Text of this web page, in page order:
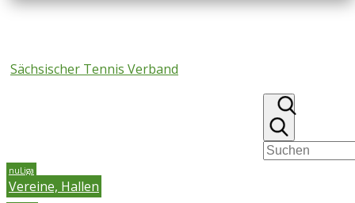
Sächsischer Tennis Verband
nuLiga
Vereine, Hallen